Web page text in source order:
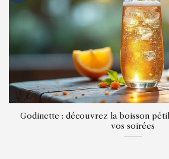
Godinette : découvrez la boisson
vos soirées